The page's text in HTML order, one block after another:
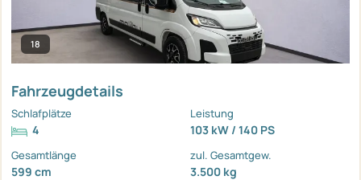
18
Fahrzeugdetails
Schlafplätze
4
Leistung
103 kW / 140 PS
Gesamtlänge
599 cm
zul. Gesamtgew.
3.500 kg